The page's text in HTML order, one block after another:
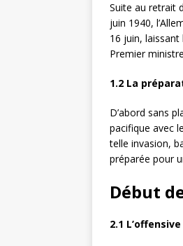
Suite au retrait
juin 1940,
16 juin,
Premier
1.2 La
D’abord sans
pacifique avec
telle invasion,
préparée pour
Début
2.1